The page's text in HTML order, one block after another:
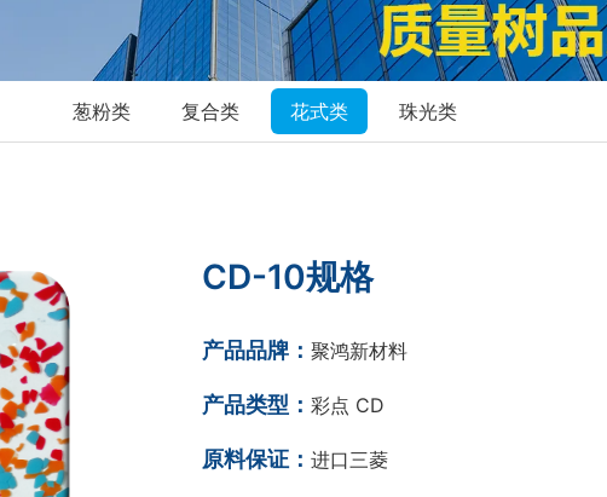
葱粉类 复合类 花式类 珠光类
CD-10规格
产品品牌： 聚鸿新材料
产品类型： 彩点 CD
原料保证： 进口三菱